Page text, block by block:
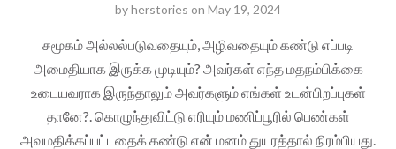
byherstories on May 19, 2024
சமூகம் அல்லல்படுவதையும், அழிவதையும் கண்டு எப்படி
அமைதியாக இருக்க முடியும்? அவர்கள் எந்த மதநம்பிக்கை
உடையவராக இருந்தாலும் அவர்களும் எங்கள் உடன்பிறப்புகள்
தானே?. கொழுந்துவிட்டு எரியும் மணிப்பூரில் பெண்கள்
அவமதிக்கப்பட்டதைக் கண்டு என் மனம் துயரத்தால் நிரம்பியது.